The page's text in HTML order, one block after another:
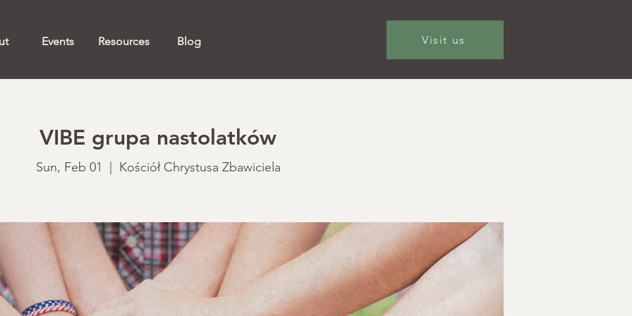
Events Resources Blog Visit us
VIBE grupa nastolatków
Sun, Feb 01 Kościół Chrystusa Zbawiciela